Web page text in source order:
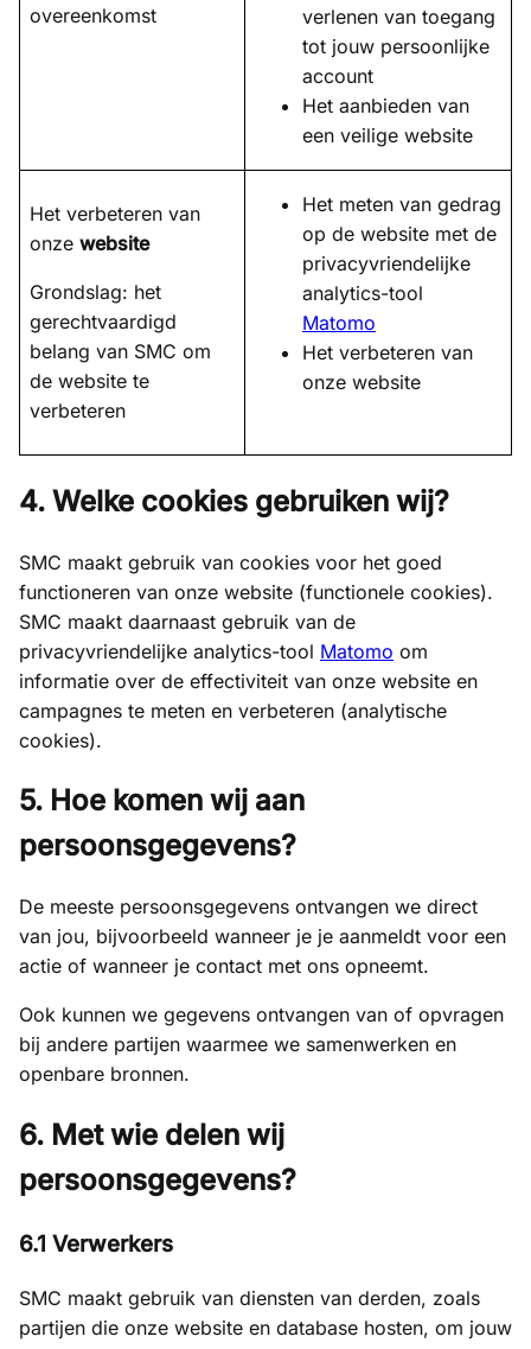
overeenkomst
verlenen van toegang
tot jouw persoonlijke
account
Het aanbieden van
een veilige website
Het verbeteren van
onze website
Grondslag: het
gerechtvaardigd
belang van SMC om
de website te
verbeteren
Het meten van gedrag
op de website met de
privacyvriendelijke
analytics-tool
Matomo
Het verbeteren van
onze website
4. Welke cookies gebruiken wij?
SMC maakt gebruik van cookies voor het goed
functioneren van onze website (functionele cookies).
SMC maakt daarnaast gebruik van de
privacyvriendelijke analytics-tool Matomo om
informatie over de effectiviteit van onze website en
campagnes te meten en verbeteren (analytische
cookies).
5. Hoe komen wij aan
persoonsgegevens?
De meeste persoonsgegevens ontvangen we direct
van jou, bijvoorbeeld wanneer je je aanmeldt voor een
actie of wanneer je contact met ons opneemt.
Ook kunnen we gegevens ontvangen van of opvragen
bij andere partijen waarmee we samenwerken en
openbare bronnen.
6. Met wie delen wij
persoonsgegevens?
6.1 Verwerkers
SMC maakt gebruik van diensten van derden, zoals
partijen die onze website en database hosten, om jouw